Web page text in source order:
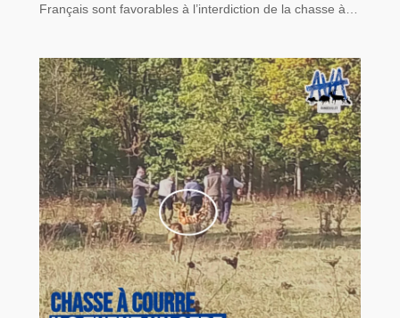
Français sont favorables à l’interdiction de la chasse à…